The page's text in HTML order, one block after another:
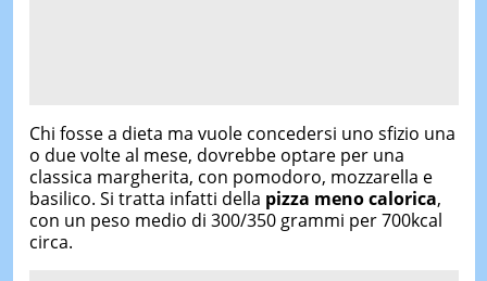
Chi fosse a dieta ma vuole concedersi uno sfizio una
o due volte al mese, dovrebbe optare per una
classica margherita, con pomodoro, mozzarella e
basilico. Si tratta infatti della pizza meno calorica,
con un peso medio di 300/350 grammi per 700kcal
circa.